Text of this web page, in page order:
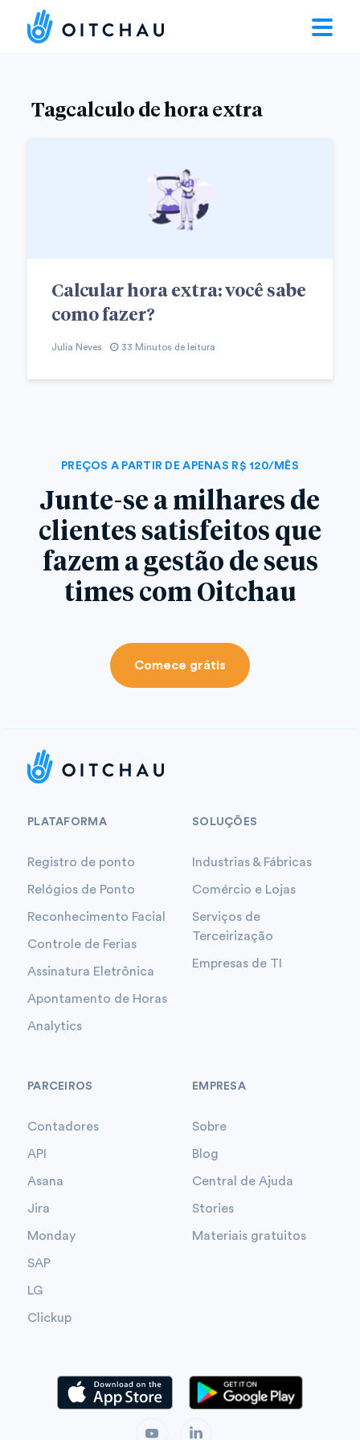
Tagcalculo de hora extra
Calcular hora extra: você sabe
como fazer?
Julia Neves 33 Minutos de leitura
PREÇOS A PARTIR DE APENAS R$ 120/MÊS
Junte-se a milhares de
clientes satisfeitos que
fazem a gestão de seus
times com Oitchau
Comece grátis
PLATAFORMA
Registro de ponto
Relógios de Ponto
Reconhecimento Facial
Controle de Ferias
Assinatura Eletrônica
Apontamento de Horas
Analytics
SOLUÇÕES
Industrias & Fábricas
Comércio e Lojas
Serviços de
Terceirização
Empresas de TI
PARCEIROS
Contadores
API
Asana
Jira
Monday
SAP
LG
Clickup
EMPRESA
Sobre
Blog
Central de Ajuda
Stories
Materiais gratuitos